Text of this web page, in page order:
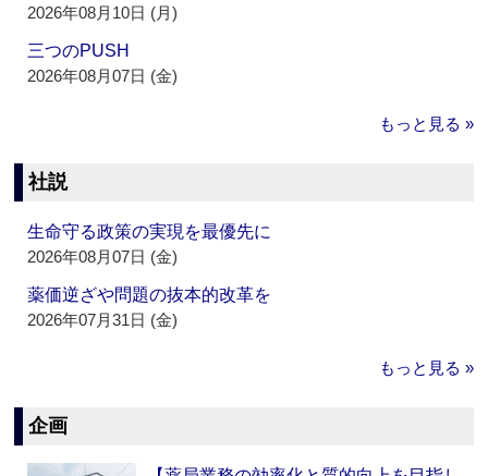
2026年08月10日 (月)
三つのPUSH
2026年08月07日 (金)
もっと見る »
社説
生命守る政策の実現を最優先に
2026年08月07日 (金)
薬価逆ざや問題の抜本的改革を
2026年07月31日 (金)
もっと見る »
企画